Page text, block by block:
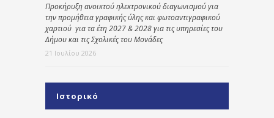
Προκήρυξη ανοικτού ηλεκτρονικού διαγωνισμού για
την προμήθεια γραφικής ύλης και φωτοαντιγραφικού
χαρτιού για τα έτη 2027 & 2028 για τις υπηρεσίες του
Δήμου και τις Σχολικές του Μονάδες
21 Ιουλίου 2026
Ιστορικό